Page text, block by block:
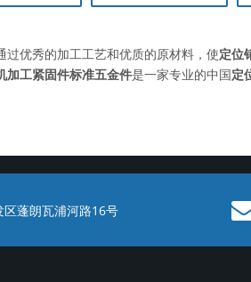
过优秀的加工工艺和优质的原材料，使定位
加工紧固件标准五金件是一家专业的中国定
蓬朗瓦浦河路16号